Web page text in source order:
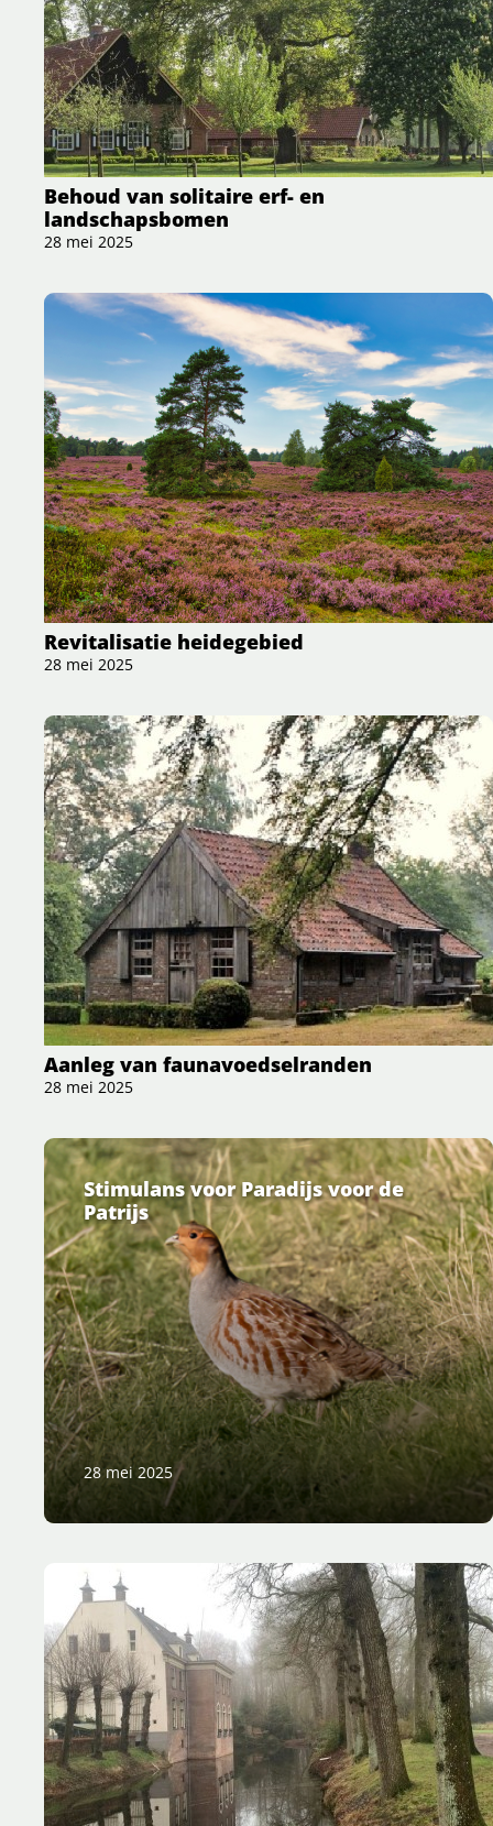
Behoud van solitaire erf- en
landschapsbomen
28 mei 2025
Revitalisatie heidegebied
28 mei 2025
Aanleg van faunavoedselranden
28 mei 2025
Stimulans voor Paradijs voor de
Patrijs
28 mei 2025